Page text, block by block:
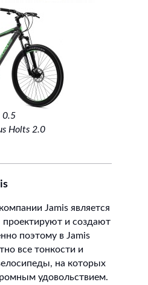
0.5
Holts 2.0
Jamis является
проектируют и создают
поэтому в Jamis
все тонкости и
на которых
удовольствием.